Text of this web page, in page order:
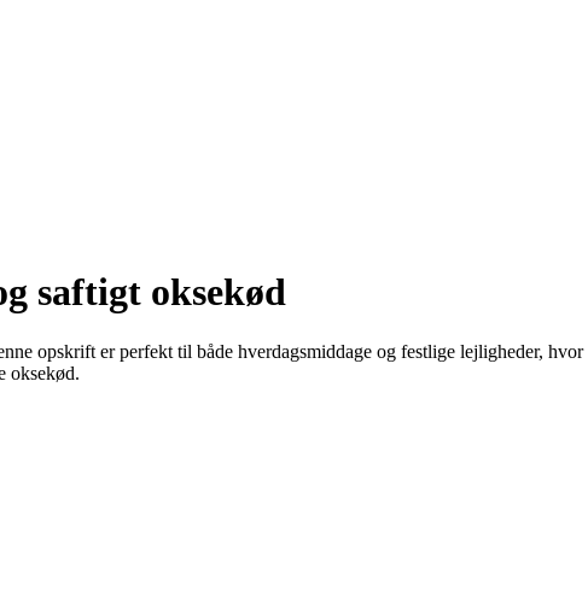
saftigt oksekød
opskrift er perfekt til både hverdagsmiddage og festlige lejligheder, hvor
oksekød.